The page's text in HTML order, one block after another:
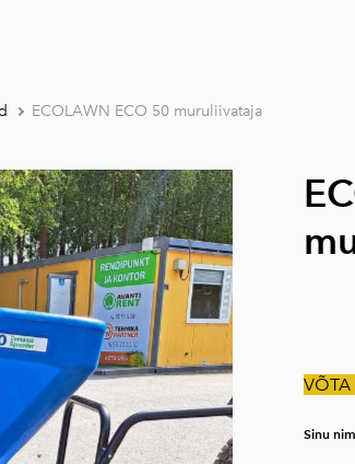
ECOLAWN ECO 50 muruliivataja
VÕTA
Sinu